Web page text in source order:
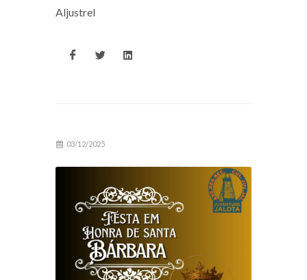
Aljustrel
03/12/2025